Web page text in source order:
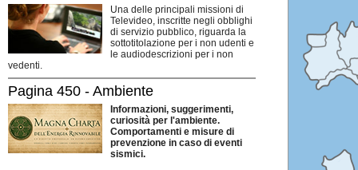
Una delle principali missioni di
Televideo, inscritte negli obblighi
di servizio pubblico, riguarda la
sottotitolazione per i non udenti e
le audiodescrizioni per i non
vedenti.
Pagina 450 - Ambiente
Informazioni, suggerimenti,
curiosità per l'ambiente.
Comportamenti e misure di
prevenzione in caso di eventi
sismici.